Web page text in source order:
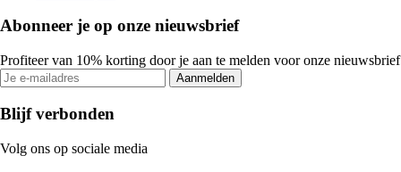
Abonneer je op onze nieuwsbrief
Profiteer van 10% korting door je aan te melden voor onze nieuwsbrief
Aanmelden
Blijf verbonden
Volg ons op sociale media